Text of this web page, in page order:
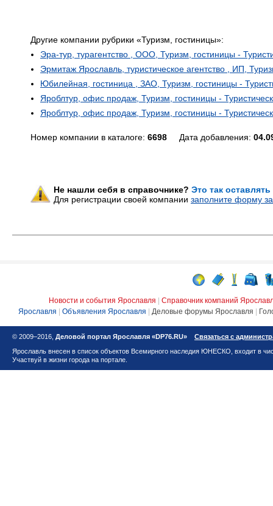
Другие компании рубрики «Туризм, гостиницы»:
Эра-тур, турагентство , ООО, Туризм, гостиницы -
Эрмитаж Ярославль, туристическое агентство , ИП,
Юбилейная, гостиница , ЗАО, Туризм, гостиницы -
Яроблтур, офис продаж, Туризм, гостиницы -
Яроблтур, офис продаж, Туризм, гостиницы -
Номер компании в каталоге: 6698 Дата добавления:
Не нашли себя в справочнике? Это так
Для регистрации своей компании заполните форму
Новости и события Ярославля
Справочник компаний
Ярославля
Объявления Ярославля Деловые форумы Ярославля
© 2009–2016, Деловой портал Ярославля «DP76.RU»
Связаться с
Ярославль внесен в список объектов Всемирного наследия ЮНЕСКО, входит в
Участвуй в жизни города на портале.